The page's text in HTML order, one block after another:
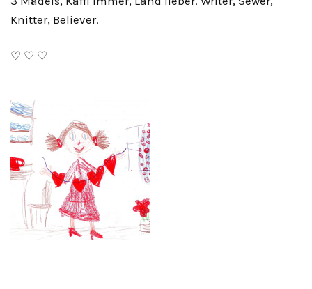
Knitter, Believer.
♡ ♡ ♡